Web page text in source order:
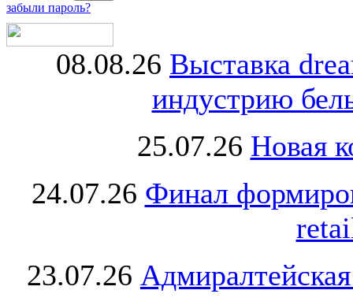
забыли пароль?
08.08.26 Выставка
индустрию
25.07.26 Новая
24.07.26 Финал
23.07.26